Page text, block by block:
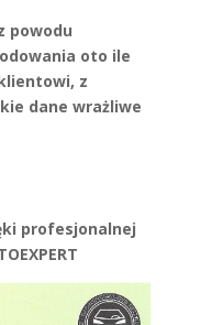
powodu
oto ile
z
dane wrażliwe
profesjonalnej